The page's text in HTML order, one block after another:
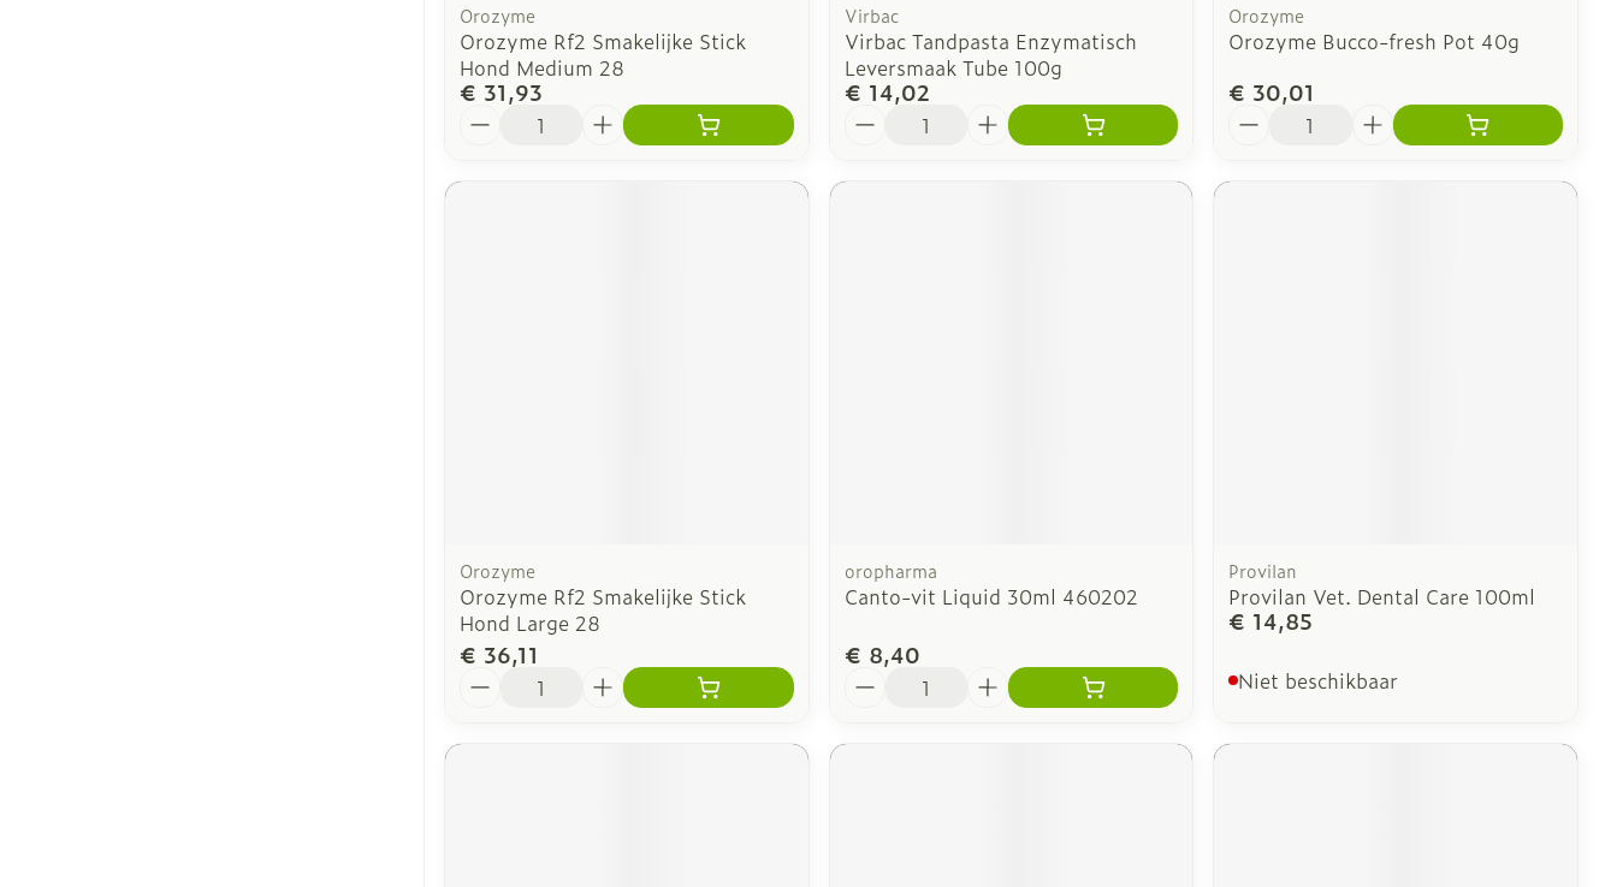
Orozyme
Orozyme Rf2 Smakelijke Stick
Hond Medium 28
€ 31,93
Virbac
Virbac Tandpasta Enzymatisch
Leversmaak Tube 100g
€ 14,02
Orozyme
Orozyme Bucco-fresh Pot 40g
€ 30,01
Orozyme
Orozyme Rf2 Smakelijke Stick
Hond Large 28
€ 36,11
oropharma
Canto-vit Liquid 30ml 460202
€ 8,40
Provilan
Provilan Vet. Dental Care 100ml
€ 14,85
Niet beschikbaar